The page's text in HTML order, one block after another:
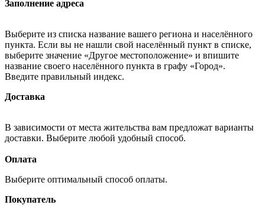
Заполнение адреса
Выберите из списка название вашего региона и населённого
пункта. Если вы не нашли свой населённый пункт в списке,
выберите значение «Другое местоположение» и впишите
название своего населённого пункта в графу «Город».
Введите правильный индекс.
Доставка
В зависимости от места жительства вам предложат варианты
доставки. Выберите любой удобный способ.
Оплата
Выберите оптимальный способ оплаты.
Покупатель